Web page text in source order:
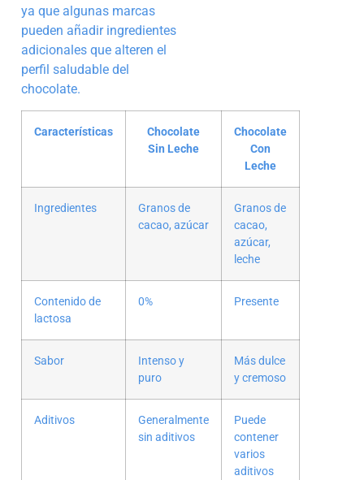
ya que algunas marcas
pueden añadir ingredientes
adicionales que alteren el
perfil saludable del
chocolate.
Características
Chocolate
Sin Leche
Chocolate
Con
Leche
Ingredientes
Granos de
cacao, azúcar
Granos de
cacao,
azúcar,
leche
Contenido de
lactosa
0% Presente
Sabor
Intenso y
puro
Más dulce
y cremoso
Aditivos
Generalmente
sin aditivos
Puede
contener
varios
aditivos